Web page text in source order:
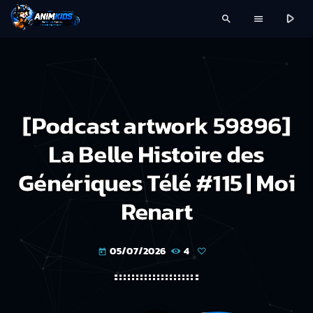
search menu play_arrow
[Podcast artwork 59896]
La Belle Histoire des
Génériques Télé #115 | Moi
Renart
today 05/07/2026 4